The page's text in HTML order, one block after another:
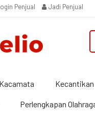
Penjual Jadi Penjual
Kacamata Kecantikan
Perlengkapan